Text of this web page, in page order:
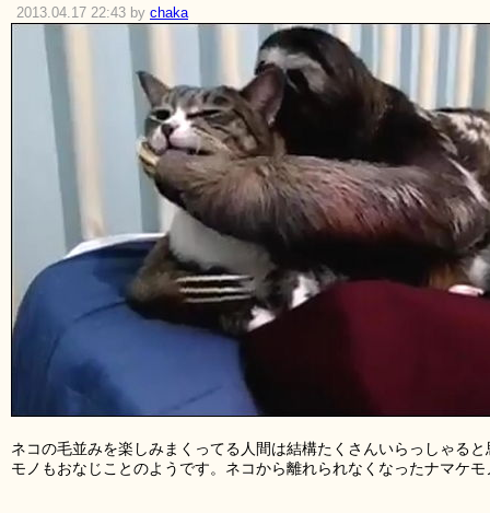
2013.04.17 22:43 by chaka
ネコの毛並みを楽しみまくってる人間は結構たくさんいらっしゃる
モノもおなじことのようです。ネコから離れられなくなったナマケ